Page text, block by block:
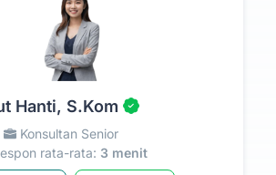
Hanti, S.Kom
Konsultan Senior
rata-rata: 3 menit